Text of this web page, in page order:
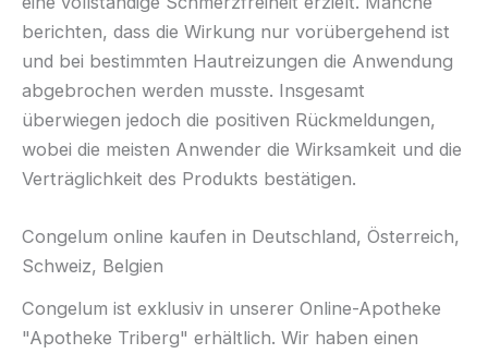
berichten, dass die Wirkung nur vorübergehend ist
und bei bestimmten Hautreizungen die Anwendung
abgebrochen werden musste. Insgesamt
überwiegen jedoch die positiven Rückmeldungen,
wobei die meisten Anwender die Wirksamkeit und die
Verträglichkeit des Produkts bestätigen.
Congelum online kaufen in Deutschland, Österreich,
Schweiz, Belgien
Congelum ist exklusiv in unserer Online-Apotheke
"Apotheke Triberg" erhältlich. Wir haben einen